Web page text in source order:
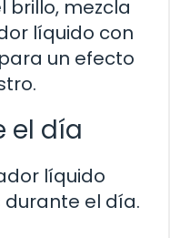
brillo, mezcla
líquido con
un efecto
el día
líquido
el día.